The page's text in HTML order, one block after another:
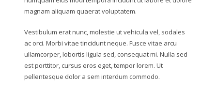
magnam aliquam quaerat voluptatem.
Vestibulum erat nunc, molestie ut vehicula vel, sodales
ac orci. Morbi vitae tincidunt neque. Fusce vitae arcu
ullamcorper, lobortis ligula sed, consequat mi. Nulla sed
est porttitor, cursus eros eget, tempor lorem. Ut
pellentesque dolor a sem interdum commodo.